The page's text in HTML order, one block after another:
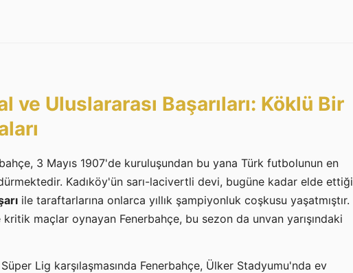
ve Uluslararası Başarıları: Köklü Bir
3 Mayıs 1907'de kuruluşundan bu yana Türk futbolunun en
Kadıköy'ün sarı-lacivertli devi, bugüne kadar elde ettiği
ile taraftarlarına onlarca yıllık şampiyonluk coşkusu yaşatmıştır.
maçlar oynayan Fenerbahçe, bu sezon da unvan yarışındaki
Lig karşılaşmasında Fenerbahçe, Ülker Stadyumu'nda ev